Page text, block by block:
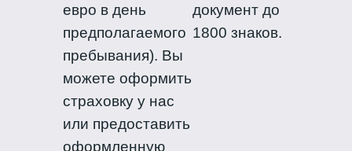
евро в день
предполагаемого
пребывания). Вы
можете оформить
страховку у нас
или предоставить
оформленную
документ до
1800 знаков.